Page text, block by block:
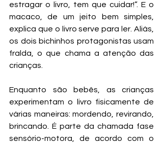
estragar o livro, tem que cuidar!”. E o
macaco, de um jeito bem simples,
explica que o livro serve para ler. Aliás,
os dois bichinhos protagonistas usam
fralda, o que chama a atenção das
crianças.
Enquanto são bebês, as crianças
experimentam o livro fisicamente de
várias maneiras: mordendo, revirando,
brincando. É parte da chamada fase
sensório-motora, de acordo com o